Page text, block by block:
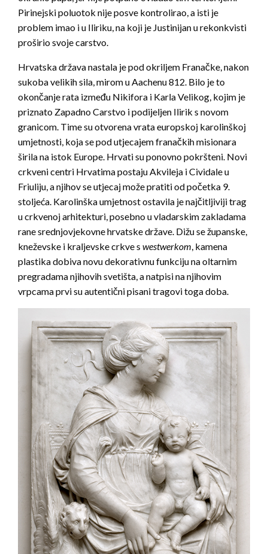
Pirinejski poluotok nije posve kontrolirao, a isti je
problem imao i u Iliriku, na koji je Justinijan u rekonkvisti
proširio svoje carstvo.
Hrvatska država nastala je pod okriljem Franačke, nakon
sukoba velikih sila, mirom u Aachenu 812. Bilo je to
okončanje rata između Nikifora i Karla Velikog, kojim je
priznato Zapadno Carstvo i podijeljen Ilirik s novom
granicom. Time su otvorena vrata europskoj karolinškoj
umjetnosti, koja se pod utjecajem franačkih misionara
širila na istok Europe. Hrvati su ponovno pokršteni. Novi
crkveni centri Hrvatima postaju Akvileja i Cividale u
Friuliju, a njihov se utjecaj može pratiti od početka 9.
stoljeća. Karolinška umjetnost ostavila je najčitljiviji trag
u crkvenoj arhitekturi, posebno u vladarskim zakladama
rane srednjovjekovne hrvatske države. Dižu se županske,
kneževske i kraljevske crkve s westwerkom , kamena
plastika dobiva novu dekorativnu funkciju na oltarnim
pregradama njihovih svetišta, a natpisi na njihovim
vrpcama prvi su autentični pisani tragovi toga doba.